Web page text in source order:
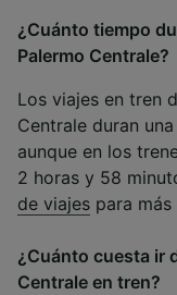
¿Cuánto tiempo
Palermo Centrale?
Los viajes en tren
Centrale duran
aunque en los
2 horas y 58
de viajes para
¿Cuánto cuesta ir
Centrale en tren?